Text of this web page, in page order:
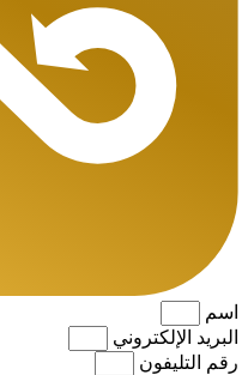
اسم
البريد الإلكتروني
رقم التليفون